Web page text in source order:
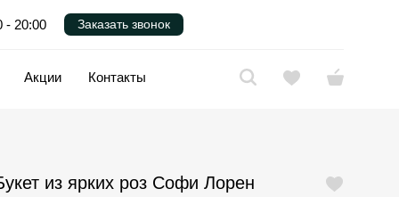
- 20:00 Заказать звонок
Акции Контакты
Найти
из ярких роз Софи Лорен